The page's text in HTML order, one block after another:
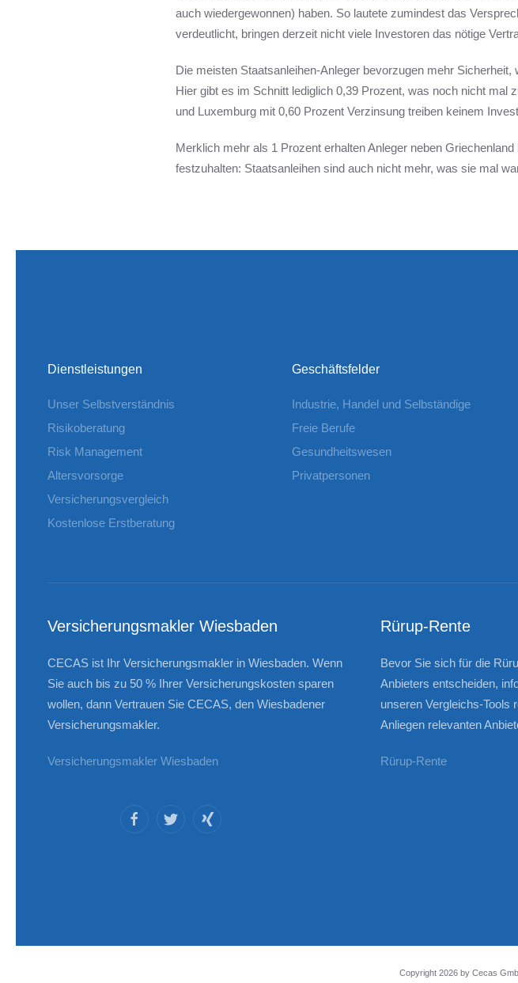
auch wiedergewonnen) haben. So lautete zumindest das
verdeutlicht, bringen derzeit nicht viele Investoren das nötige
Die meisten Staatsanleihen-Anleger bevorzugen mehr
Hier gibt es im Schnitt lediglich 0,39 Prozent, was noch nicht mal
und Luxemburg mit 0,60 Prozent Verzinsung treiben keinem
Merklich mehr als 1 Prozent erhalten Anleger neben
festzuhalten: Staatsanleihen sind auch nicht mehr, was sie mal
Dienstleistungen
Unser Selbstverständnis
Risikoberatung
Risk Management
Altersvorsorge
Versicherungsvergleich
Kostenlose Erstberatung
Geschäftsfelder
Industrie, Handel und Selbständige
Freie Berufe
Gesundheitswesen
Privatpersonen
Versicherungsmakler Wiesbaden
CECAS ist Ihr Versicherungsmakler in Wiesbaden. Wenn
Sie auch bis zu 50 % Ihrer Versicherungskosten sparen
wollen, dann Vertrauen Sie CECAS, den Wiesbadener
Versicherungsmakler.
Versicherungsmakler Wiesbaden
Rürup-Rente
Bevor Sie sich für die
Anbieters entscheiden,
unseren Vergleichs-Tools
Anliegen relevanten
Rürup-Rente
Copyright 2026by Cecas